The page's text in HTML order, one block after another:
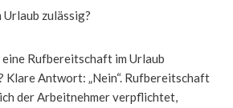
zulässig?
Rufbereitschaft im Urlaub
Antwort: „Nein“. Rufbereitschaft
der Arbeitnehmer verpflichtet,